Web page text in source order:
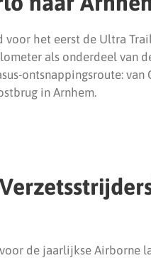
voor het eerst de Ultra
als onderdeel van
ontsnappingsroute: van
in Arnhem.
de jaarlijkse Airborne